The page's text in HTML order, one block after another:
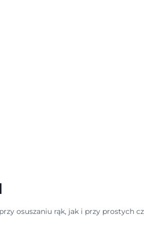
osuszaniu rąk, jak i przy prostych